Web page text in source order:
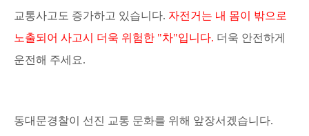
교통사고도 증가하고 있습니다. 자전거는 내 몸이 밖으로
노출되어 사고시 더욱 위험한 "차"입니다. 더욱 안전하게
운전해 주세요.
동대문경찰이 선진 교통 문화를 위해 앞장서겠습니다.